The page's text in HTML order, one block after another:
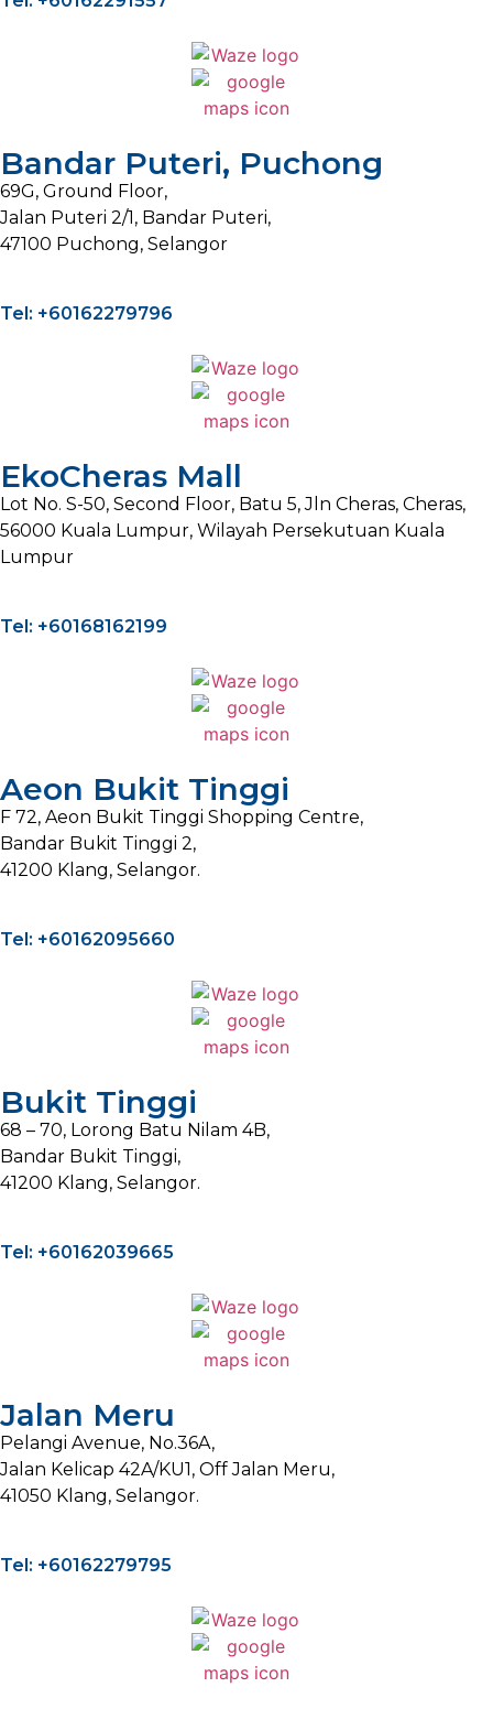
Bandar Puteri, Puchong
69G, Ground Floor,
Jalan Puteri 2/1, Bandar Puteri,
47100 Puchong, Selangor
Tel: +60162279796
EkoCheras Mall
Lot No. S-50, Second Floor, Batu 5, Jln Cheras, Cheras,
56000 Kuala Lumpur, Wilayah Persekutuan Kuala
Lumpur
Tel: +60168162199
Aeon Bukit Tinggi
F 72, Aeon Bukit Tinggi Shopping Centre,
Bandar Bukit Tinggi 2,
41200 Klang, Selangor.
Tel: +60162095660
Bukit Tinggi
68 – 70, Lorong Batu Nilam 4B,
Bandar Bukit Tinggi,
41200 Klang, Selangor.
Tel: +60162039665
Jalan Meru
Pelangi Avenue, No.36A,
Jalan Kelicap 42A/KU1, Off Jalan Meru,
41050 Klang, Selangor.
Tel: +60162279795